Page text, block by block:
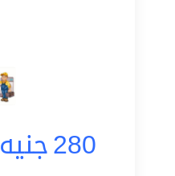
280جنيه